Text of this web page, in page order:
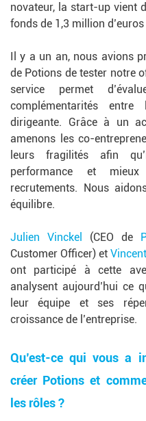
novateur, la start-up vient
fonds de 1,3 million
Il y a un an, nous avions
de Potions de tester notre
service permet
complémentarités
dirigeante. Grâce à un
amenons les co-
leurs fragilités afin
performance et
recrutements. Nous
équilibre.
Julien Vinckel (CEO de
Customer Officer) et
ont participé à cette
analysent aujourd’hui ce
leur équipe et ses
croissance de l’entreprise.
Qu’est-ce qui vous a
créer Potions et
les rôles ?